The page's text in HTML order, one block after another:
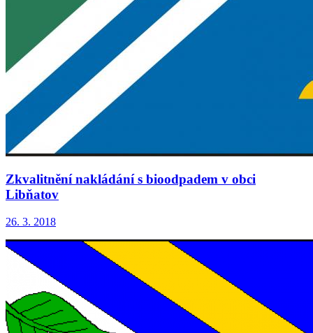
Zkvalitnění nakládání s bioodpadem v obci
Libňatov
26. 3. 2018